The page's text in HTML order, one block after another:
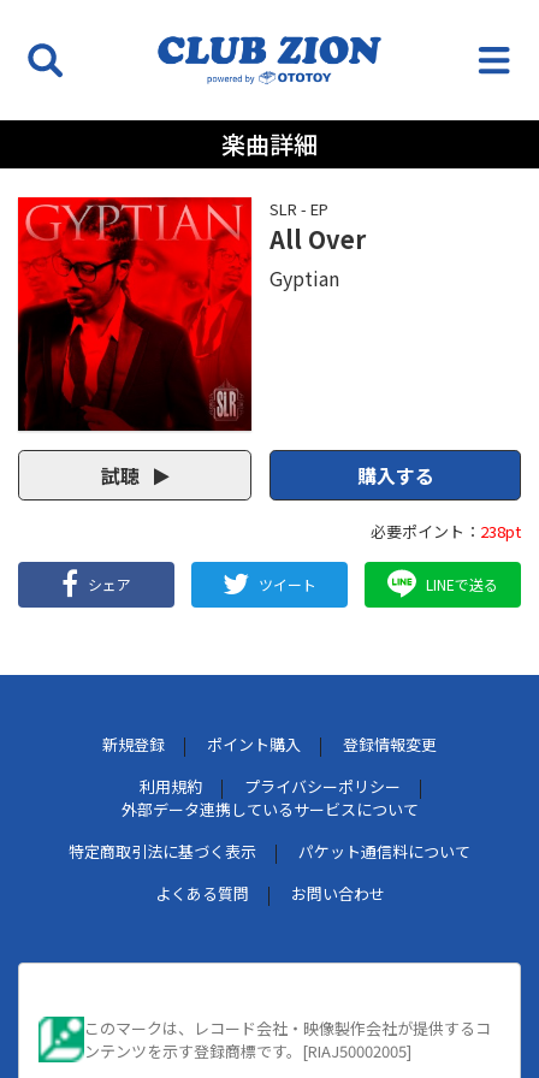
楽曲詳細
SLR - EP
All Over
Gyptian
試聴 購入する
必要ポイント： 238pt
シェア ツイート LINEで送る
新規登録 ポイント購入
登録情報変更
利用規約
プライバシーポリシー
外部データ連携しているサービスについて
特定商取引法に基づく表示
パケット通信料について
よくある質問
お問い合わせ
このマークは、レコード会社・映像製作会社が提供するコ
ンテンツを示す登録商標です。[RIAJ50002005]